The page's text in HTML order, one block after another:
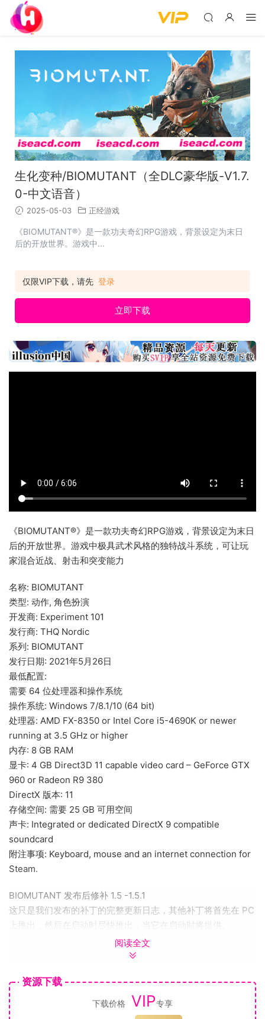
生化变种/BIOMUTANT（全DLC豪华版-V1.7.
0-中文语音）
2025-05-03 正经游戏
《BIOMUTANT®》是一款功夫奇幻RPG游戏，背景设定为末日
后的开放世界。游戏中...
仅限VIP下载，请先 登录
立即下载
《BIOMUTANT®》是一款功夫奇幻RPG游戏，背景设定为末日
后的开放世界。游戏中极具武术风格的独特战斗系统，可让玩
家混合近战、射击和突变能力
名称: BIOMUTANT
类型: 动作, 角色扮演
开发商: Experiment 101
发行商: THQ Nordic
系列: BIOMUTANT
发行日期: 2021年5月26日
最低配置:
需要 64 位处理器和操作系统
操作系统: Windows 7/8.1/10 (64 bit)
处理器: AMD FX-8350 or Intel Core i5-4690K or newer
running at 3.5 GHz or higher
内存: 8 GB RAM
显卡: 4 GB Direct3D 11 capable video card – GeForce GTX
960 or Radeon R9 380
DirectX 版本: 11
存储空间: 需要 25 GB 可用空间
声卡: Integrated or dedicated DirectX 9 compatible
soundcard
附注事项: Keyboard, mouse and an internet connection for
Steam.
BIOMUTANT 发布后修补 1.5 -1.5.1
这只是我们发布的补丁的完整更新日志，其他补丁将首先在 PC
上推出，然后在启动时尽快推出，当它在启动时将提供。
突然，请随时在此处讨论官方不和谐的这些变化 – Biomutant
● 添加了“浏览量”设置，用于在水平和垂直范围内进行选择。
当使用宽的显示器时会获得水平纵横比时，更准确的垂直高
度。默认情况下，设置为水平。
阅读全文
资源下载
下载价格 VIP专享